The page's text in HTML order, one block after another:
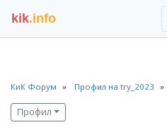
kik.info
КиК Форум Профил на try_2023
Профил